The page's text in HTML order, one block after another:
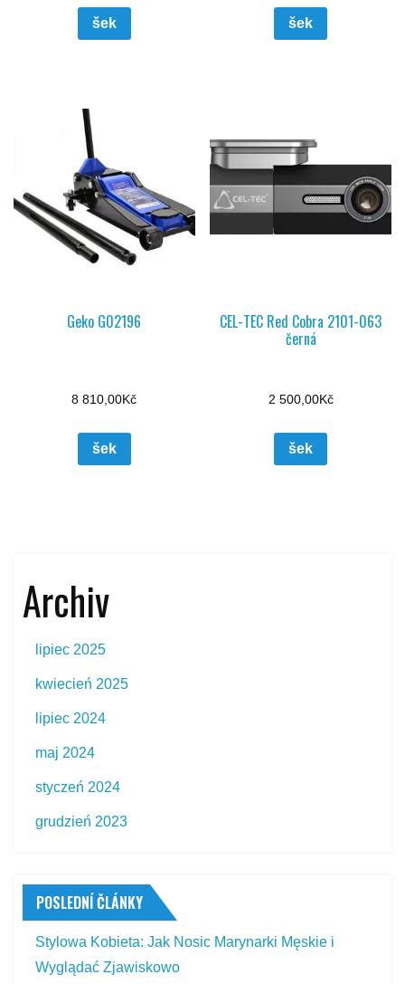
šek šek
Geko G02196
8 810,00Kč
šek
CEL-TEC Red Cobra 2101-063
černá
2 500,00Kč
šek
Archiv
lipiec 2025
kwiecień 2025
lipiec 2024
maj 2024
styczeń 2024
grudzień 2023
POSLEDNÍ ČLÁNKY
Stylowa Kobieta: Jak Nosic Marynarki Męskie i
Wyglądać Zjawiskowo